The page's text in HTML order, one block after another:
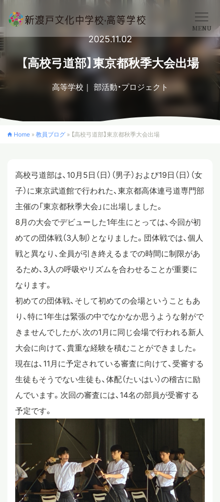
学校概要
高等学校
クロスカリキュラム
スタディツアー
ニュース
教員ブログ
在校生・保護者・卒業生の方へ
MENU
2025.11.02
【高校弓道部】東京都秋季大会出場
高等学校 部活動・プロジェクト
Home » 教員ブログ » 【高校弓道部】東京都秋季大会出場
高校弓道部は、10月5日（日）（男子）および19日（日）（女
子）に東京武道館で行われた、東京都高体連弓道専門部
主催の「東京都秋季大会」に出場しました。
8月の大会でデビューした1年生にとっては、今回が初
めての団体戦（3人制）となりました。団体戦では、個人
戦と異なり、全員が引き終えるまでの時間に制限があ
るため、3人の呼吸やリズムを合わせることが重要に
なります。
初めての団体戦、そして初めての会場ということもあ
り、特に1年生は緊張の中でなかなか思うような射がで
きませんでしたが、次の1月に同じ会場で行われる新人
大会に向けて、貴重な経験を積むことができました。
現在は、11月に予定されている審査に向けて、受審する
生徒もそうでない生徒も、体配（たいはい）の稽古に励
んでいます。次回の審査には、14名の部員が受審する
予定です。